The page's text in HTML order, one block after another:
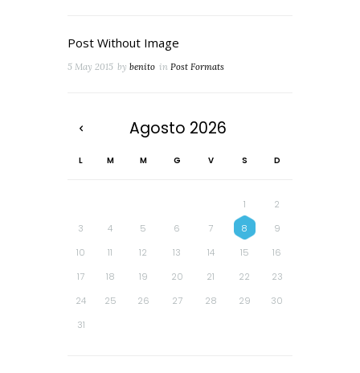
Post Without Image
5 May 2015 by benito in Post Formats
Agosto 2026
L M M G V S D
1
2
3
4 5 6 7 8
9
10
11 12 13 14 15
16
17
18 19 20 21 22
23
24
25 26 27 28 29
30
31